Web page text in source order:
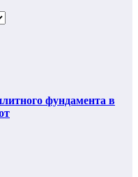
фундамента в